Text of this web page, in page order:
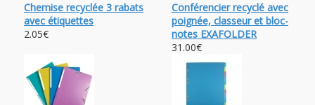
Chemise recyclée 3 rabats
avec étiquettes
2.05€
Conférencier recyclé avec
poignée, classeur et bloc-
notes EXAFOLDER
31.00€